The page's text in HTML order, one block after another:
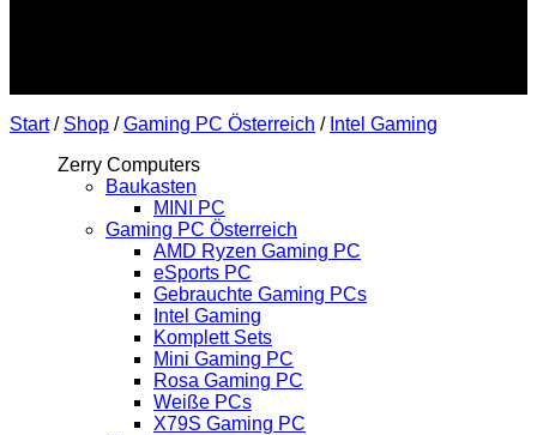
Start / Shop / Gaming PC Österreich / Intel Gaming
Zerry Computers
Baukasten
MINI PC
Gaming PC Österreich
AMD Ryzen Gaming PC
eSports PC
Gebrauchte Gaming PCs
Intel Gaming
Komplett Sets
Mini Gaming PC
Rosa Gaming PC
Weiße PCs
X79S Gaming PC